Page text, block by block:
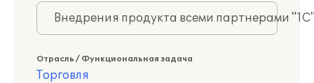
Внедрения продукта всеми партнерами
Отрасль / Функциональная задача
Торговля